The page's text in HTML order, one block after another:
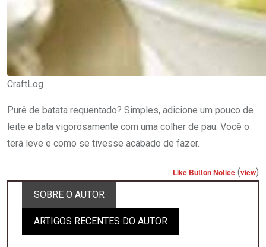
CraftLog
Purê de batata requentado? Simples, adicione um pouco de
leite e bata vigorosamente com uma colher de pau. Você o
terá leve e como se tivesse acabado de fazer.
Like Button Notice (view)
SOBRE O AUTOR
ARTIGOS RECENTES DO AUTOR